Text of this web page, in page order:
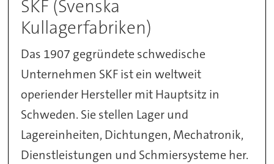
SKF (Svenska
Kullagerfabriken)
Das 1907 gegründete schwedische
Unternehmen SKF ist ein weltweit
operiender Hersteller mit Hauptsitz in
Schweden. Sie stellen Lager und
Lagereinheiten, Dichtungen, Mechatronik,
Dienstleistungen und Schmiersysteme her.